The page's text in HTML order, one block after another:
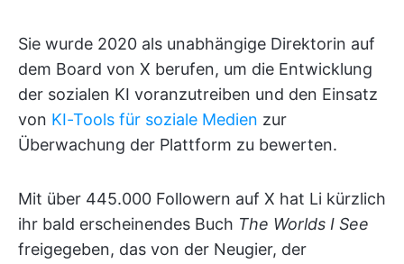
Sie wurde 2020 als unabhängige Direktorin auf
dem Board von X berufen, um die Entwicklung
der sozialen KI voranzutreiben und den Einsatz
von KI-Tools für soziale Medien zur
Überwachung der Plattform zu bewerten.
Mit über 445.000 Followern auf X hat Li kürzlich
ihr bald erscheinendes Buch The Worlds I See
freigegeben, das von der Neugier, der